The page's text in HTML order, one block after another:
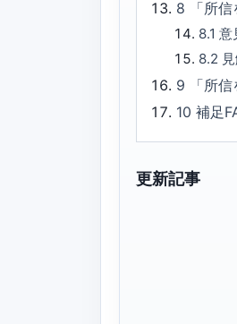
8
「所
8.1 意
8.2
9
「所
10補足
更新記事